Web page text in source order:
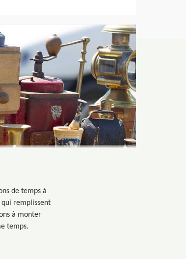
de temps à
qui remplissent
à monter
temps.